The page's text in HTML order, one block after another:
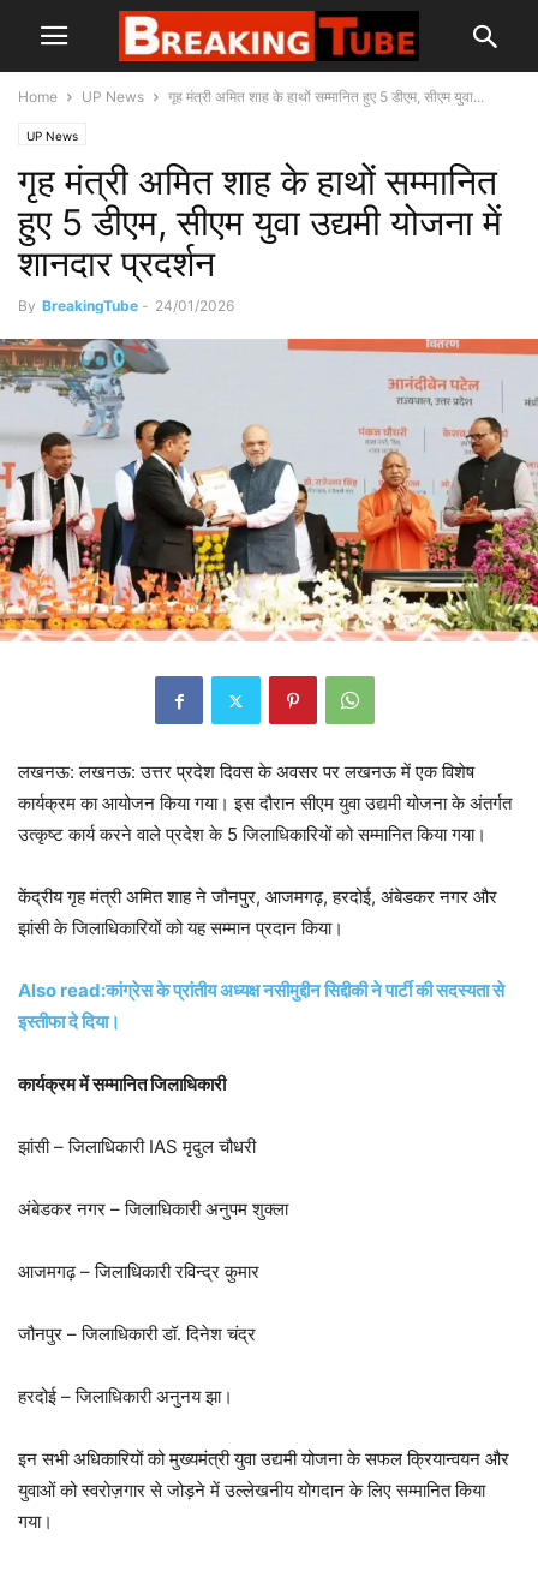
Home UP News गृह मंत्री अमित शाह के हाथों सम्मानित हुए 5 डीएम, सीएम युवा...
UP News
गृह मंत्री अमित शाह के हाथों सम्मानित
हुए 5 डीएम, सीएम युवा उद्यमी योजना में
शानदार प्रदर्शन
By BreakingTube - 24/01/2026
लखनऊ: लखनऊ: उत्तर प्रदेश दिवस के अवसर पर लखनऊ में एक विशेष
कार्यक्रम का आयोजन किया गया। इस दौरान सीएम युवा उद्यमी योजना के अंतर्गत
उत्कृष्ट कार्य करने वाले प्रदेश के 5 जिलाधिकारियों को सम्मानित किया गया।
केंद्रीय गृह मंत्री अमित शाह ने जौनपुर, आजमगढ़, हरदोई, अंबेडकर नगर और
झांसी के जिलाधिकारियों को यह सम्मान प्रदान किया।
Also read:कांग्रेस के प्रांतीय अध्यक्ष नसीमुद्दीन सिद्दीकी ने पार्टी की सदस्यता से
इस्तीफा दे दिया।
कार्यक्रम में सम्मानित जिलाधिकारी
झांसी – जिलाधिकारी IAS मृदुल चौधरी
अंबेडकर नगर – जिलाधिकारी अनुपम शुक्ला
आजमगढ़ – जिलाधिकारी रविन्द्र कुमार
जौनपुर – जिलाधिकारी डॉ. दिनेश चंद्र
हरदोई – जिलाधिकारी अनुनय झा।
इन सभी अधिकारियों को मुख्यमंत्री युवा उद्यमी योजना के सफल क्रियान्वयन और
युवाओं को स्वरोज़गार से जोड़ने में उल्लेखनीय योगदान के लिए सम्मानित किया
गया।